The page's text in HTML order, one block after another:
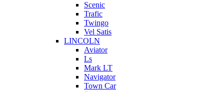
Scenic
Trafic
Twingo
Vel Satis
LINCOLN
Aviator
Ls
Mark LT
Navigator
Town Car